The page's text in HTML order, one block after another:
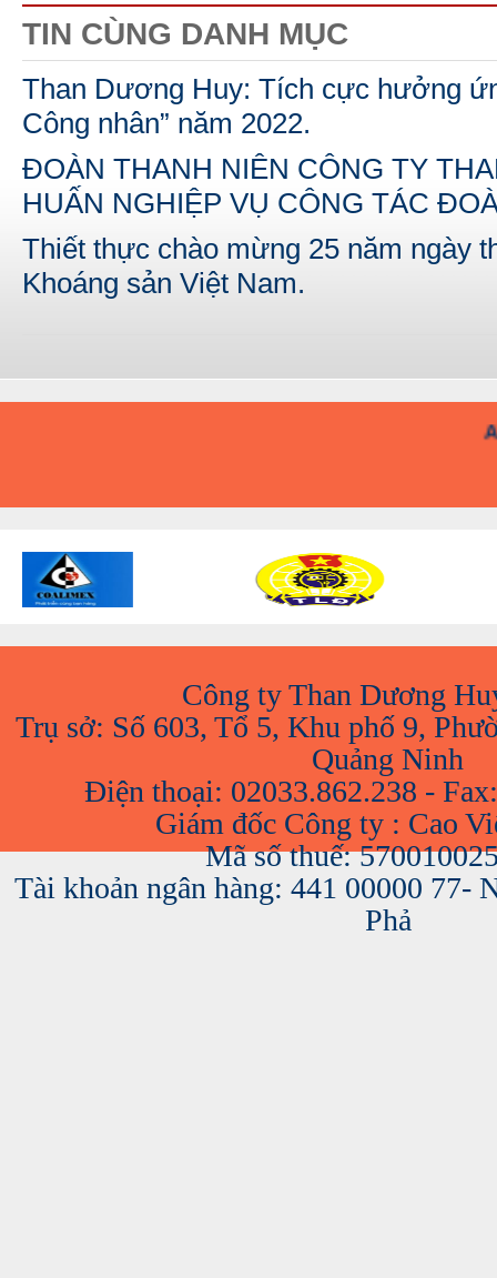
TIN CÙNG DANH MỤC
Than Dương Huy: Tích cực hưởng
Công nhân” năm 2022.
ĐOÀN THANH NIÊN CÔNG TY
HUẤN NGHIỆP VỤ CÔNG TÁC
Thiết thực chào mừng 25 năm ngày
Khoáng sản Việt Nam.
Công ty Than Dương
Trụ sở: Số 603, Tổ 5, Khu phố 9,
Quảng Ninh
Điện thoại: 02033.862.238 -
Giám đốc Công ty : Cao
Mã số thuế:
Tài khoản ngân hàng: 441 00000 77-
Phả